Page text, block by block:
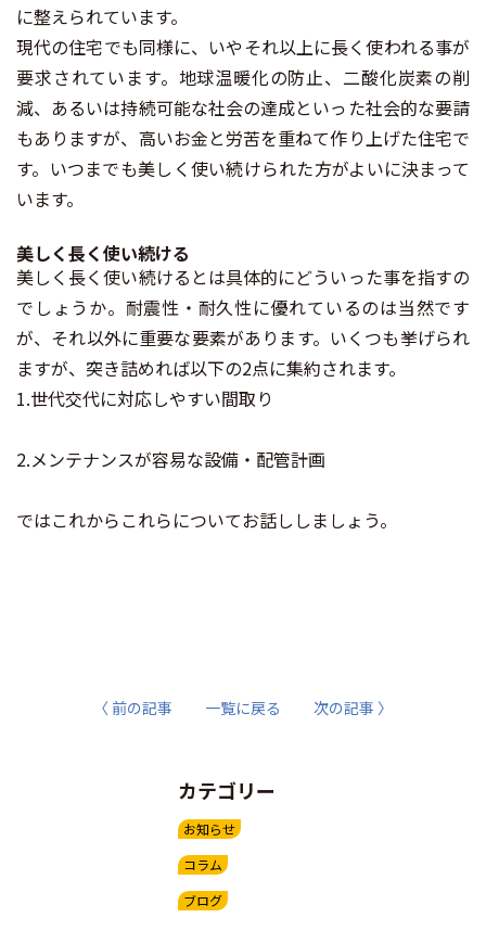
に整えられています。
現代の住宅でも同様に、いやそれ以上に長く使われる事が
要求されています。地球温暖化の防止、二酸化炭素の削
減、あるいは持続可能な社会の達成といった社会的な要請
もありますが、高いお金と労苦を重ねて作り上げた住宅で
す。いつまでも美しく使い続けられた方がよいに決まって
います。
美しく長く使い続ける
美しく長く使い続けるとは具体的にどういった事を指すの
でしょうか。耐震性・耐久性に優れているのは当然です
が、それ以外に重要な要素があります。いくつも挙げられ
ますが、突き詰めれば以下の2点に集約されます。
1.世代交代に対応しやすい間取り
2.メンテナンスが容易な設備・配管計画
ではこれからこれらについてお話ししましょう。
〈 前の記事 一覧に戻る 次の記事 〉
カテゴリー
お知らせ
コラム
ブログ